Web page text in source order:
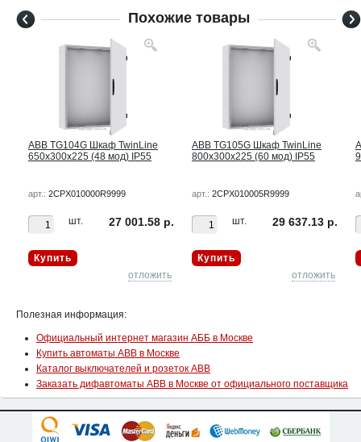
Похожие товары
ABB TG104G Шкаф TwinLine
650x300x225 (48 мод) IP55
арт.: 2CPX010000R9999
шт. 27 001.58 р.
Купить
отложить
ABB TG105G Шкаф TwinLine
800x300x225 (60 мод) IP55
арт.: 2CPX010005R9999
шт. 29 637.13 р.
Купить
отложить
Полезная информация:
Официальный интернет магазин АББ в Москве
Купить автоматы ABB в Москве
Каталог выключателей и розеток ABB
Заказать дифавтоматы ABB в Москве от официального поставщика